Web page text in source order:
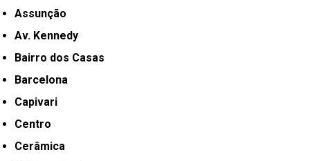
Assunção
Av. Kennedy
Bairro dos Casas
Barcelona
Capivari
Centro
Cerâmica